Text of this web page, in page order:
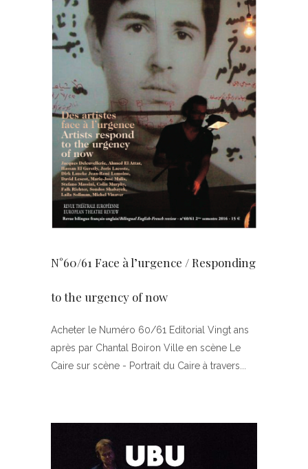
N°60/61 Face à l’urgence / Responding
to the urgency of now
Acheter le Numéro 60/61 Editorial Vingt ans
après par Chantal Boiron Ville en scène Le
Caire sur scène - Portrait du Caire à travers